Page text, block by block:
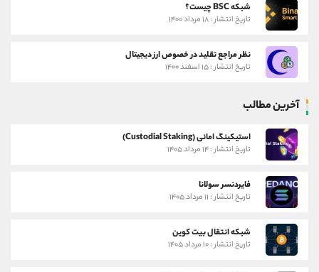
شبکه BSC چیست؟
تاریخ انتشار : ۱۸ مرداد ۱۴۰۰
نظر مراجع تقلید در خصوص ارز دیجیتال
تاریخ انتشار : ۱۵ اسفند ۱۴۰۰
آخرین مطالب
استیکینگ امانی (Custodial Staking)
تاریخ انتشار : ۱۴ مرداد ۱۴۰۵
فایردنسر سولانا
تاریخ انتشار : ۱۱ مرداد ۱۴۰۵
شبکه انتقال بیت کوین
تاریخ انتشار : ۱۰ مرداد ۱۴۰۵